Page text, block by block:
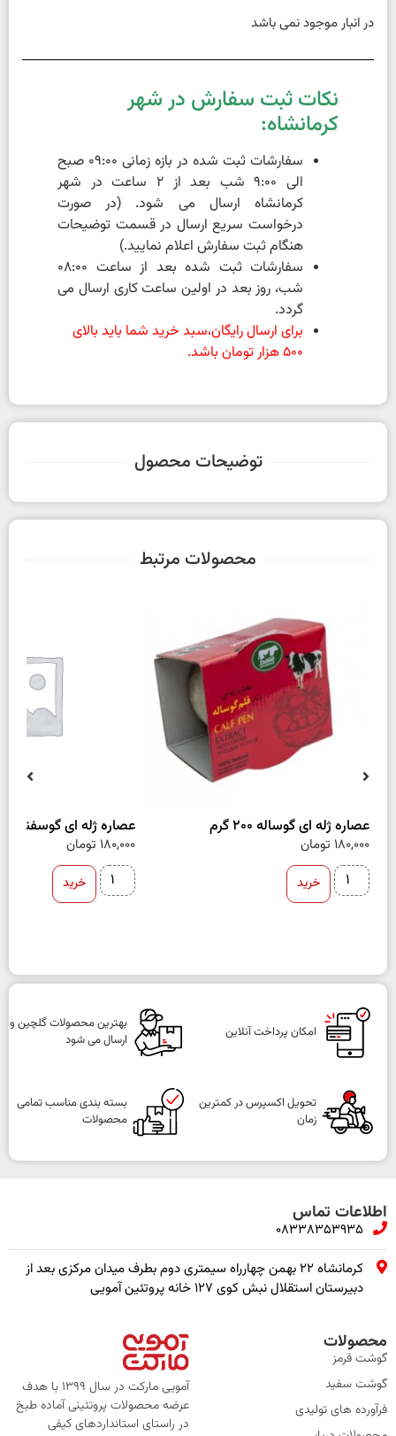
در انبار موجود نمی باشد
نکات ثبت سفارش در شهر
کرمانشاه:
سفارشات ثبت شده در بازه زمانی 09:00 صبح
الی 9:00 شب بعد از 2 ساعت در شهر
کرمانشاه ارسال می شود. (در صورت
درخواست سریع ارسال در قسمت توضیحات
هنگام ثبت سفارش اعلام نمایید.)
سفارشات ثبت شده بعد از ساعت 08:00
شب، روز بعد در اولین ساعت کاری ارسال می
گردد.
برای ارسال رایگان،سبد خرید شما باید بالای
500 هزار تومان باشد.
توضیحات محصول
محصولات مرتبط
عصاره ژله ای گوساله 200 گرم
180,000 تومان
خرید
عصاره ژله ای گوسفند 200 گرم
180,000 تومان
خرید
امکان پرداخت آنلاین
بهترین محصولات گلچین و
ارسال می شود
تحویل اکسپرس در کمترین
زمان
بسته بندی مناسب تمامی
محصولات
اطلاعات تماس
08338353935
کرمانشاه ۲۲ بهمن چهارراه سیمتری دوم بطرف میدان مرکزی بعد از
دبیرستان استقلال نبش کوی ۱۲۷ خانه پروتئین آمویی
محصولات
گوشت قرمز
گوشت سفید
فرآورده های تولیدی
آمویی مارکت در سال 1399 با هدف
عرضه محصولات پروتئینی آماده طبخ
در راستای استانداردهای کیفی